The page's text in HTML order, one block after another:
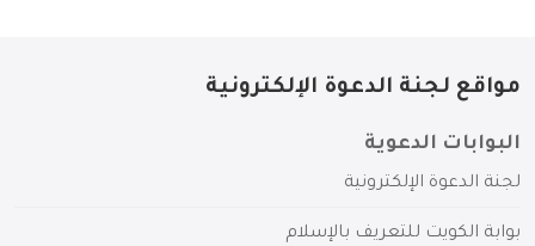
مواقع لجنة الدعوة الإلكترونية
البوابات الدعوية
لجنة الدعوة الإلكترونية
بوابة الكويت للتعريف بالإسلام